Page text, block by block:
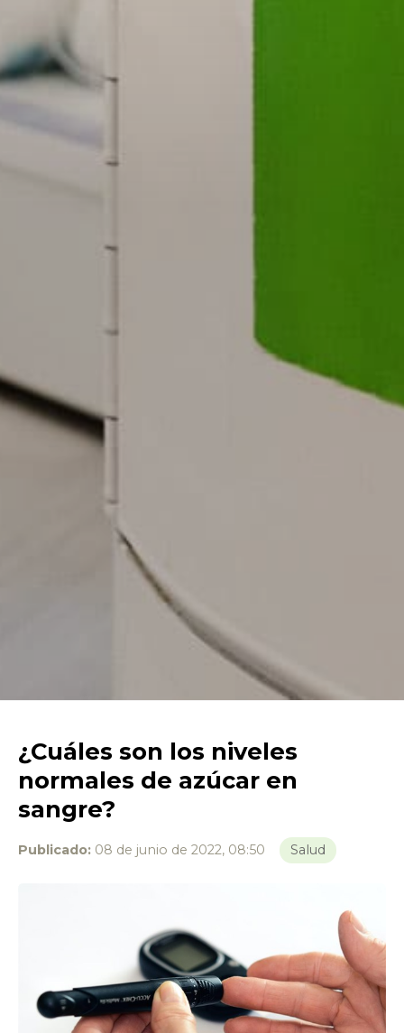
¿Cuáles son los niveles
normales de azúcar en
sangre?
Publicado: 08 de junio de 2022, 08:50 Salud